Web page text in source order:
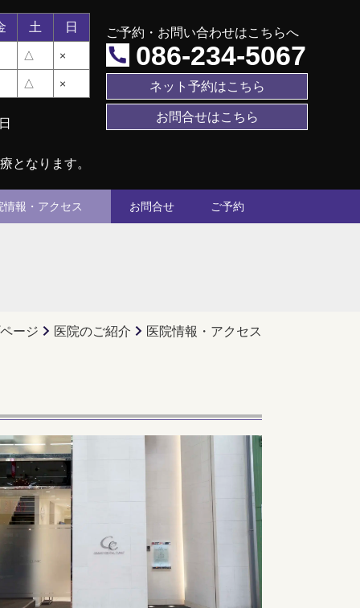
土 日
△ ×
△ ×
となります。
ご予約・お問い合わせはこちらへ
086-234-5067
ネット予約はこちら
お問合せはこちら
情報・アクセス お問合せ ご予約
ージ 医院のご紹介 医院情報・アクセス